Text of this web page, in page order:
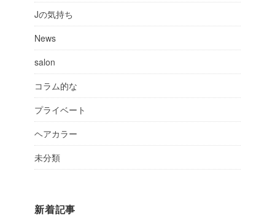
Jの気持ち
News
salon
コラム的な
プライベート
ヘアカラー
未分類
新着記事